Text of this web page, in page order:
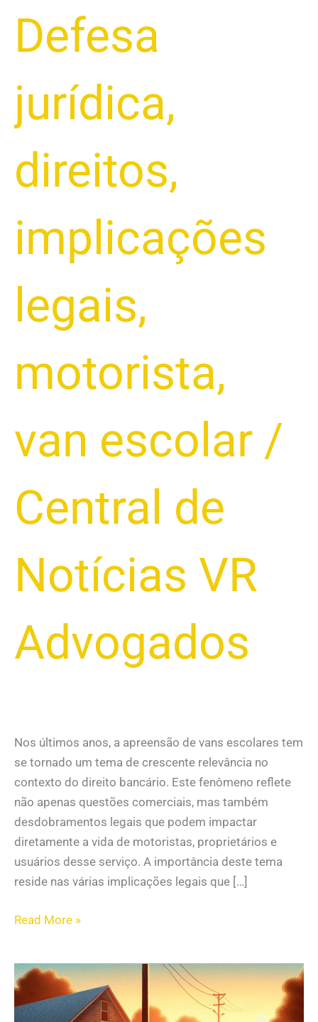
Defesa
jurídica,
direitos,
implicações
legais,
motorista,
van escolar /
Central de
Notícias VR
Advogados
Nos últimos anos, a apreensão de vans escolares tem
se tornado um tema de crescente relevância no
contexto do direito bancário. Este fenômeno reflete
não apenas questões comerciais, mas também
desdobramentos legais que podem impactar
diretamente a vida de motoristas, proprietários e
usuários desse serviço. A importância deste tema
reside nas várias implicações legais que […]
Read More »
Está
com
parcelas